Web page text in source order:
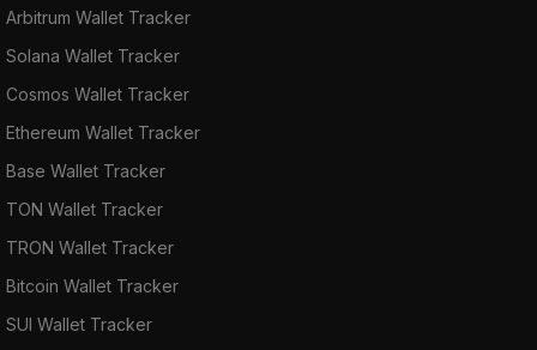
Arbitrum Wallet Tracker
Solana Wallet Tracker
Cosmos Wallet Tracker
Ethereum Wallet Tracker
Base Wallet Tracker
TON Wallet Tracker
TRON Wallet Tracker
Bitcoin Wallet Tracker
SUI Wallet Tracker